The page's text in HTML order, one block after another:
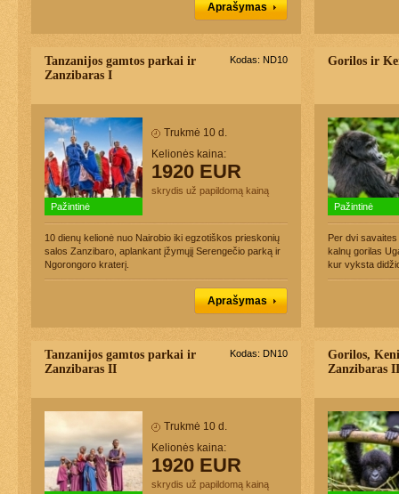
Aprašymas
Tanzanijos gamtos parkai ir
Zanzibaras I
Kodas: ND10
Pažintinė
Trukmė 10 d.
Kelionės kaina:
1920 EUR
skrydis už papildomą kainą
10 dienų kelionė nuo Nairobio iki egzotiškos prieskonių
salos Zanzibaro, aplankant įžymųjį Serengečio parką ir
Ngorongoro kraterį.
Aprašymas
Gorilos ir
Pažintinė
Per dvi
kalnų gorilas
kur vyksta
Tanzanijos gamtos parkai ir
Zanzibaras II
Kodas: DN10
Trukmė 10 d.
Kelionės kaina:
1920 EUR
skrydis už papildomą kainą
Gorilos,
Zanzibaras II